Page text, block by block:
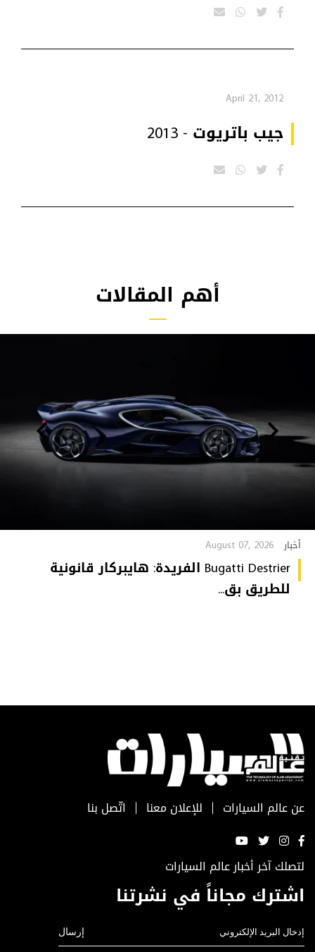
April 21, 2012
جيب باتريوت - 2013
أهم المقالات
أخبار August 07, 2026
Bugatti Destrier الفريدة: هايبركار قانونية
للطريق بق...
عن عالم السيارات للإعلان معنا اتّصل بنا
لتصلك آخر أخبار عالم السيارات
اشترك مجاناً في نشرتنا